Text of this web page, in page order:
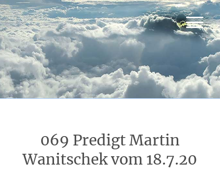
069 Predigt Martin
Wanitschek vom 18.7.20